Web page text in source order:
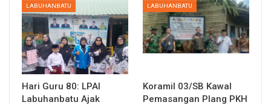
LABUHANBATU
Hari Guru 80: LPAI
Labuhanbatu Ajak
LABUHANBATU
Koramil 03/SB Kawal
Pemasangan Plang PKH